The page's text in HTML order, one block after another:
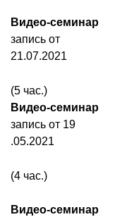
Видео-семинар
запись от
21.07.2021
(5 час.)
Видео-семинар
запись от 19
.05.2021
(4 час.)
Видео-семинар